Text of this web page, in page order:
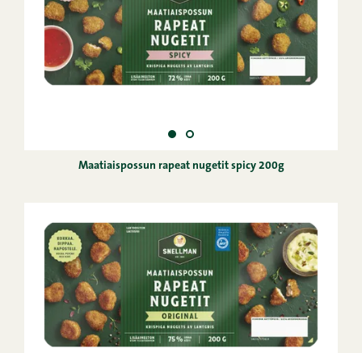
Maatiaispossun rapeat nugetit spicy 200g